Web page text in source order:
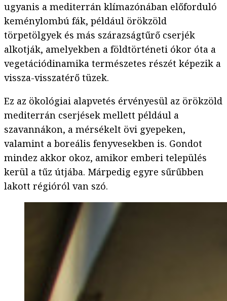
ugyanis a mediterrán klímazónában előforduló
keménylombú fák, például örökzöld
törpetölgyek és más szárazságtűrő cserjék
alkotják, amelyekben a földtörténeti ókor óta a
vegetációdinamika természetes részét képezik a
vissza-visszatérő tüzek.
Ez az ökológiai alapvetés érvényesül az örökzöld
mediterrán cserjések mellett például a
szavannákon, a mérsékelt övi gyepeken,
valamint a boreális fenyvesekben is. Gondot
mindez akkor okoz, amikor emberi település
kerül a tűz útjába. Márpedig egyre sűrűbben
lakott régióról van szó.